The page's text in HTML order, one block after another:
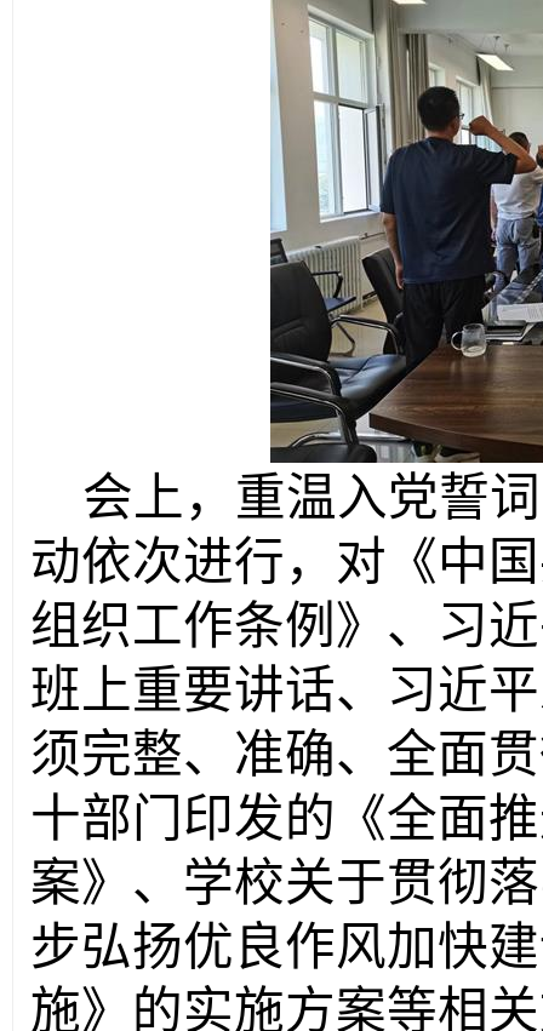
会上，重温入党誓
动依次进行，对《中
组织工作条例》、习
班上重要讲话、习近
须完整、准确、全面
十部门印发的《全面
案》、学校关于贯彻
步弘扬优良作风加快
施》的实施方案等相